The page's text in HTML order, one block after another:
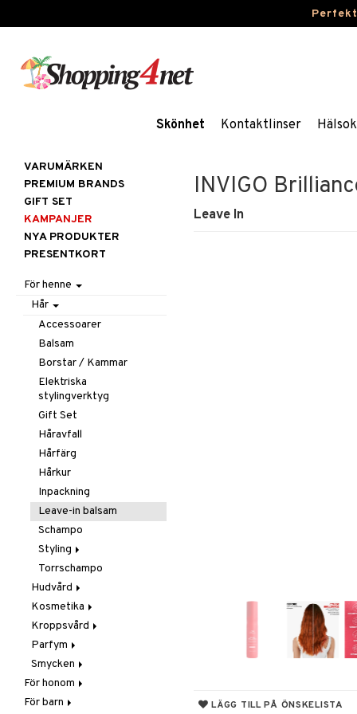
Skönhet Kontaktlinser
INVIGO
Leave In
LÄGG TILL PÅ ÖNSKELISTA
VARUMÄRKEN
PREMIUM BRANDS
GIFT SET
KAMPANJER
NYA PRODUKTER
PRESENTKORT
För henne
Hår
Accessoarer
Balsam
Borstar / Kammar
Elektriska
stylingverktyg
Gift Set
Håravfall
Hårfärg
Hårkur
Inpackning
Leave-in balsam
Schampo
Styling
Glans & Antifrizz
Hårspray
Lockar
Värmeskydd
Vax & Gelé
Volymprodukter
Torrschampo
Hudvård
Ansiktscremer
Fet hy
Känslig hy
Normal hy
Torr hy
Ansiktsvård
Ansiktsvatten
Ögon makeup remover
Rengöring
Brun utan sol
Giftset
Hårborttagning
Masker
Kosmetika
Gift Set
Hud
Bronzer & Highlighter
Concealer
Färgad Dagcreme
Läppar
Balm
Läppenna
Naglar
Lösnaglar
Ögon
Kroppsvård
Badprodukter
Bodylotion
Brun utan sol
Deodorant
Parfym
Body spray
Doftljus & Rumsdoft
Eau de cologne
Smycken
Armband
Halsband
För honom
Hår
För barn